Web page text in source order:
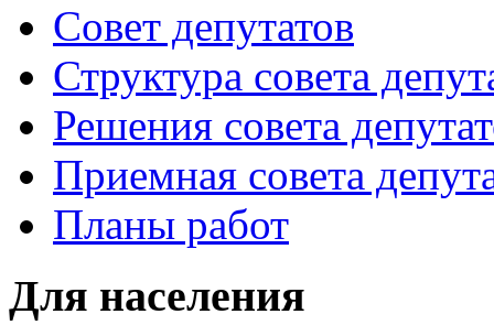
Совет депутатов
Структура совета
Решения совета
Приемная совета
Планы работ
Для населения